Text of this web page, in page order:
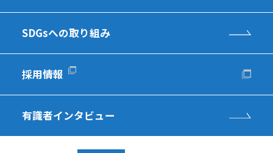
SDGsへの取り組み
採用情報
有識者インタビュー